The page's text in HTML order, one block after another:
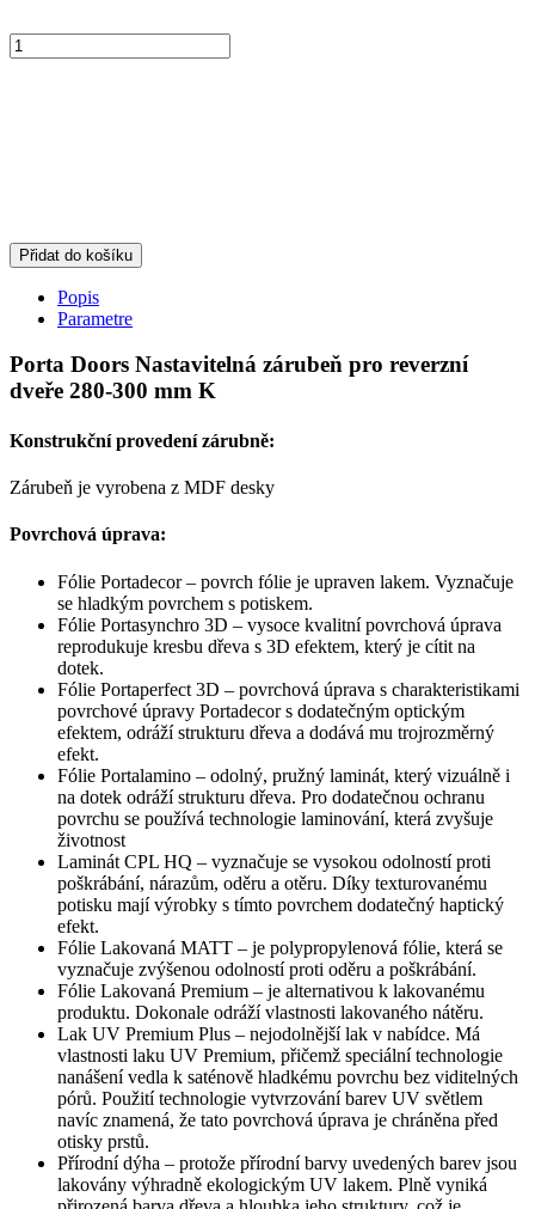
Přidat do košíku
Popis
Parametre
Porta Doors Nastavitelná zárubeň pro reverzní
dveře 280-300 mm K
Konstrukční provedení zárubně:
Zárubeň je vyrobena z MDF desky
Povrchová úprava:
Fólie Portadecor – povrch fólie je upraven lakem. Vyznačuje
se hladkým povrchem s potiskem.
Fólie Portasynchro 3D – vysoce kvalitní povrchová úprava
reprodukuje kresbu dřeva s 3D efektem, který je cítit na
dotek.
Fólie Portaperfect 3D – povrchová úprava s charakteristikami
povrchové úpravy Portadecor s dodatečným optickým
efektem, odráží strukturu dřeva a dodává mu trojrozměrný
efekt.
Fólie Portalamino – odolný, pružný laminát, který vizuálně i
na dotek odráží strukturu dřeva. Pro dodatečnou ochranu
povrchu se používá technologie laminování, která zvyšuje
životnost
Laminát CPL HQ – vyznačuje se vysokou odolností proti
poškrábání, nárazům, oděru a otěru. Díky texturovanému
potisku mají výrobky s tímto povrchem dodatečný haptický
efekt.
Fólie Lakovaná MATT – je polypropylenová fólie, která se
vyznačuje zvýšenou odolností proti oděru a poškrábání.
Fólie Lakovaná Premium – je alternativou k lakovanému
produktu. Dokonale odráží vlastnosti lakovaného nátěru.
Lak UV Premium Plus – nejodolnější lak v nabídce. Má
vlastnosti laku UV Premium, přičemž speciální technologie
nanášení vedla k saténově hladkému povrchu bez viditelných
pórů. Použití technologie vytvrzování barev UV světlem
navíc znamená, že tato povrchová úprava je chráněna před
otisky prstů.
Přírodní dýha – protože přírodní barvy uvedených barev jsou
lakovány výhradně ekologickým UV lakem. Plně vyniká